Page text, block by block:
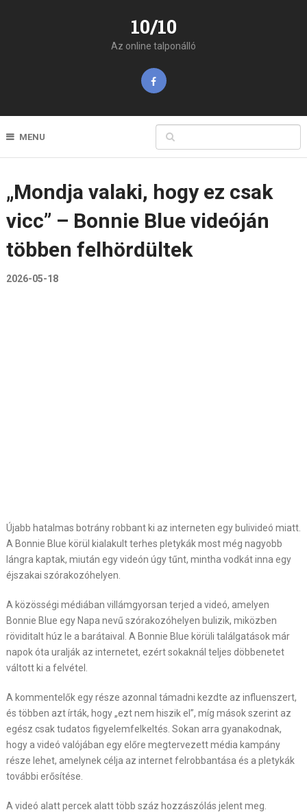
10/10
Az online talponálló
MENU
„Mondja valaki, hogy ez csak
vicc” – Bonnie Blue videóján
többen felhördültek
2026-05-18
Újabb hatalmas botrány robbant ki az interneten egy bulivideó miatt.
A Bonnie Blue körül kialakult terhes pletykák most még nagyobb
lángra kaptak, miután egy videón úgy tűnt, mintha vodkát inna egy
éjszakai szórakozóhelyen.
A közösségi médiában villámgyorsan terjed a videó, amelyen
Bonnie Blue egy Napa nevű szórakozóhelyen bulizik, miközben
röviditalt húz le a barátaival. A Bonnie Blue körüli találgatások már
napok óta uralják az internetet, ezért sokaknál teljes döbbenetet
váltott ki a felvétel.
A kommentelők egy része azonnal támadni kezdte az influenszert,
és többen azt írták, hogy „ezt nem hiszik el”, míg mások szerint az
egész csak tudatos figyelemfelkeltés. Sokan arra gyanakodnak,
hogy a videó valójában egy előre megtervezett média kampány
része lehet, amelynek célja az internet felrobbantása és a pletykák
további erősítése.
A videó alatt percek alatt több száz hozzászólás jelent meg.